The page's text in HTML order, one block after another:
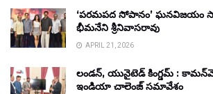
‘పరమపద సోపానం’ ఘనవిజయం
భీమనేని శ్రీనివాసరావు
APRIL 21, 2026
లండన్, యునైటెడ్ కింగ్డమ్ :
ఇండియా చాలెంజ్ సమావేశం